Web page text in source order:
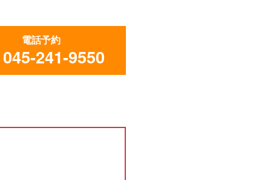
電話予約
045-241-9550